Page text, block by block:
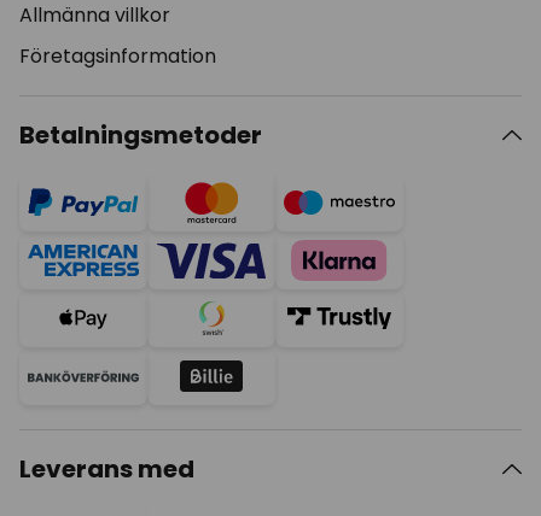
Allmänna villkor
Företagsinformation
Betalningsmetoder
Leverans med